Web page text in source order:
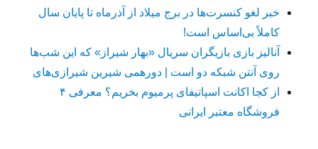
خبر لغو کنسرت‌ها در برج میلاد از آذرماه تا پایان سال
کاملاً بی‌اساس است!
آنالیز بازی بازیگران سریال «بهار شیراز» که این شب‌ها
روی آنتن شبکه دو است | دورهمی شیرین شیرازی‌های
از کجا اکانت اسپاتیفای پرمیوم بخریم؟ معرفی ۴
فروشگاه معتبر ایرانی